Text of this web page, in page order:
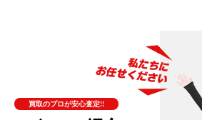
買取のプロが安心査定!!